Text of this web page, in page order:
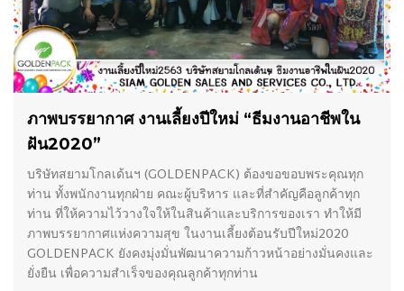
28/02/2020
ภาพบรรยากาศ งานเลี้ยงปีใหม่ “ธีมงานอาชีพใน
ฝัน2020”
บริษัทสยามโกลเด้นฯ (GOLDENPACK) ต้องขอขอบพระคุณทุก
ท่าน ทั้งพนักงานทุกฝ่าย คณะผู้บริหาร และที่สำคัญคือลูกค้าทุก
ท่าน ที่ให้ความไว้วางใจให้ในสินค้าและบริการของเรา ทำให้มี
ภาพบรรยากาศแห่งความสุข ในงานเลี้ยงต้อนรับปีใหม่2020
GOLDENPACK ยังคงมุ่งมั่นพัฒนาความก้าวหน้าอย่างมั่นคงและ
ยั่งยืน เพื่อความสำเร็จของคุณลูกค้าทุกท่าน